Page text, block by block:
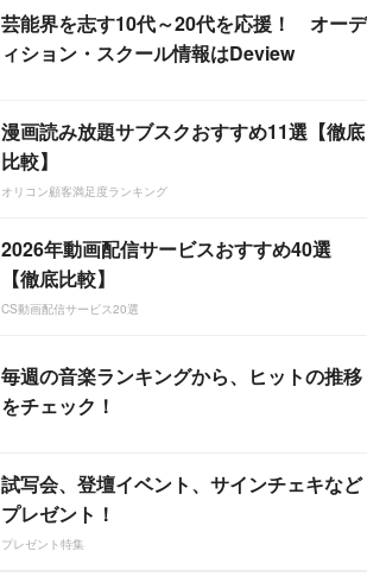
芸能界を志す10代～20代を応援！ オーデ
ィション・スクール情報はDeview
漫画読み放題サブスクおすすめ11選【徹底
比較】
オリコン顧客満足度ランキング
2026年動画配信サービスおすすめ40選
【徹底比較】
CS動画配信サービス20選
毎週の音楽ランキングから、ヒットの推移
をチェック！
試写会、登壇イベント、サインチェキなど
プレゼント！
プレゼント特集